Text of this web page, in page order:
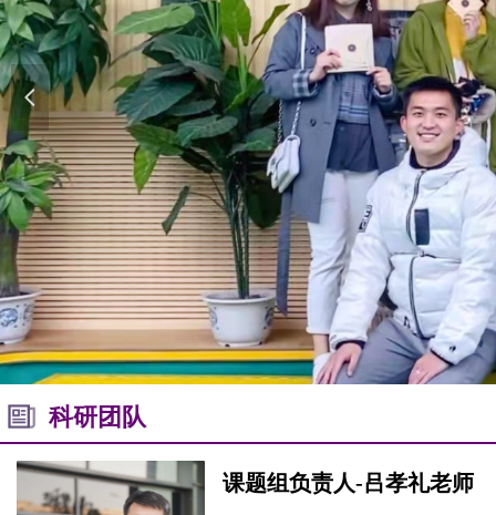
科研团队
넳
课题组负责人-吕孝礼老师